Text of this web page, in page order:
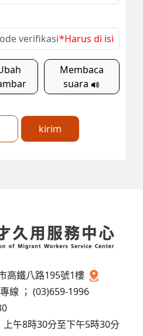
*Harus di isi
Membaca
suara
kirim
高鐵八路195號1樓
線 ； (03)659-1996
上午8時30分至下午5時30分